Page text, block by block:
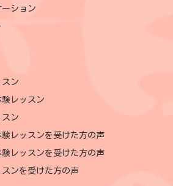
ション
スン
レッスン
ン
レッスンを受けた方の声
レッスンを受けた方の声
ンを受けた方の声